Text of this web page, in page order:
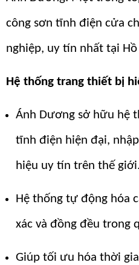
công sơn tĩnh điện cửa
nghiệp, uy tín nhất tại
Hệ thống trang thiết bị
Ánh Dương sở hữu hệ
tĩnh điện hiện đại,
hiệu uy tín trên thế giới.
Hệ thống tự động hóa
xác và đồng đều trong
Giúp tối ưu hóa thời